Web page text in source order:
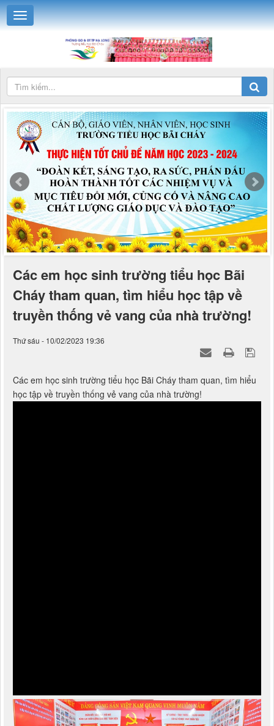
Các em học sinh trường tiểu học Bãi
Cháy tham quan, tìm hiểu học tập về
truyền thống vẻ vang của nhà trường!
Thứ sáu - 10/02/2023 19:36
Các em học sinh trường tiểu học Bãi Cháy tham quan, tìm hiểu
học tập về truyền thống vẻ vang của nhà trường!